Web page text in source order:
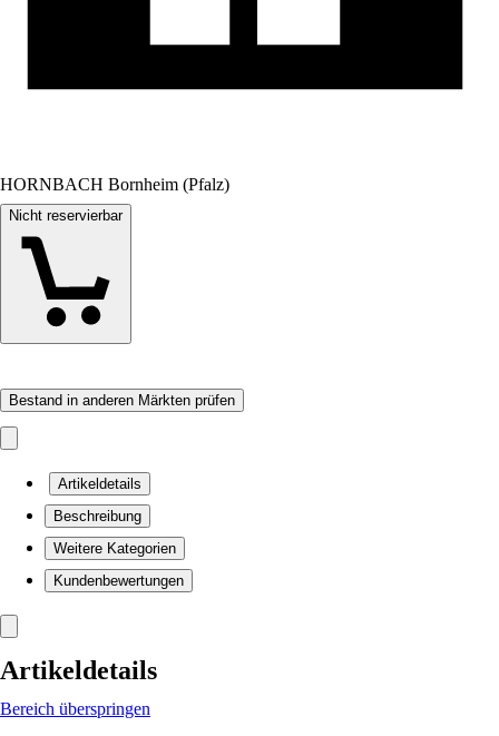
HORNBACH Bornheim (Pfalz)
Nicht reservierbar
Bestand in anderen Märkten prüfen
Artikeldetails
Beschreibung
Weitere Kategorien
Kundenbewertungen
Artikeldetails
Bereich überspringen